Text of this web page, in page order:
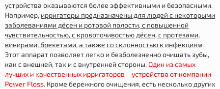
устройства оказываются более эффективными и безопасными.
Например, ирригаторы предназначены для людей с некоторыми
заболеваниями дёсен и ротовой полости, с повышенной
чувствительностью, с кровоточивостью дёсен, с протезами,
винирами, брекетами, а также со склонностью к инфекциям.
Этот аппарат позволяет легко и безболезненно очищать зубы,
как с внешней, так и с внутренней стороны.Один из самых
лучших и качественных ирригаторов – устройство от компании
Power Floss. Кроме бережного очищения, есть несколько других